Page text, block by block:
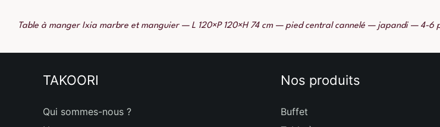
Table à manger Ixia marbre et manguier — L 120×P 120×H 74 cm — pied central cannelé — japandi — 4-6
TAKOORI
Qui sommes-nous ?
Nos produits
Buffet